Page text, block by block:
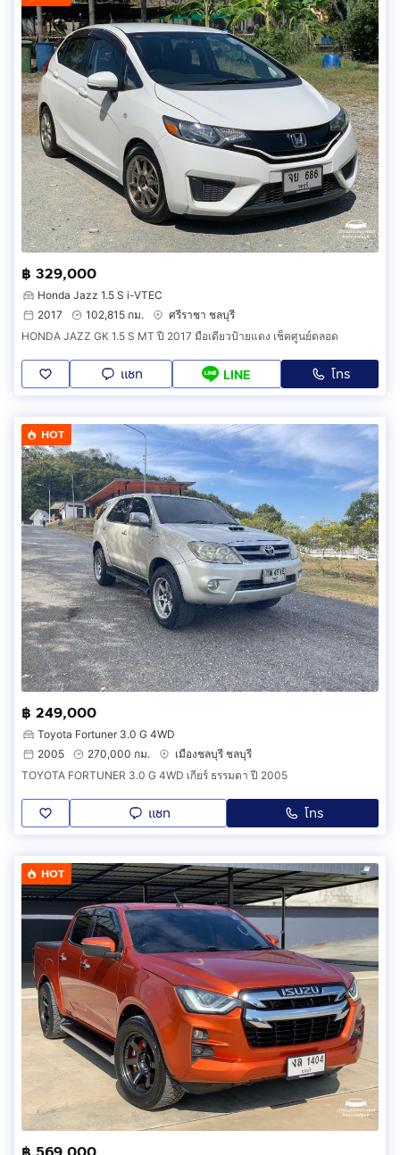
฿ 329,000
Honda Jazz 1.5 S i-VTEC
2017
102,815 กม.
ศรีราชา ชลบุรี
HONDA JAZZ GK 1.5 S MT ปี 2017 มือเดียวป้ายแดง เช็คศูนย์ตลอด
แชท LINE โทร
HOT
฿ 249,000
Toyota Fortuner 3.0 G 4WD
2005
270,000 กม.
เมืองชลบุรี ชลบุรี
TOYOTA FORTUNER 3.0 G 4WD เกียร์ ธรรมดา ปี 2005
แชท โทร
HOT